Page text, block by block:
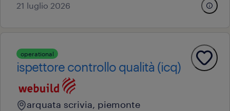
21 luglio 2026
operational
ispettore controllo qualità (icq)
arquata scrivia, piemonte